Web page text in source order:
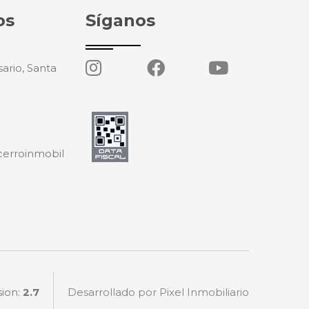
Santa
Síganos
2.7 Desarrollado por Pixel Inmobiliario